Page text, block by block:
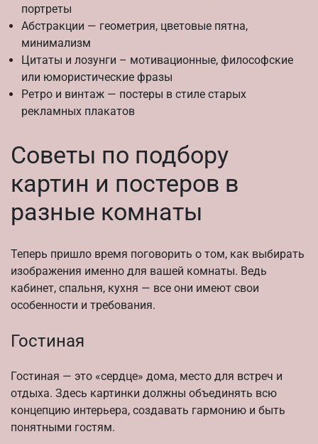
портреты
Абстракции — геометрия, цветовые пятна,
минимализм
Цитаты и лозунги – мотивационные, философские
или юмористические фразы
Ретро и винтаж — постеры в стиле старых
рекламных плакатов
Советы по подбору
картин и постеров в
разные комнаты
Теперь пришло время поговорить о том, как выбирать
изображения именно для вашей комнаты. Ведь
кабинет, спальня, кухня — все они имеют свои
особенности и требования.
Гостиная
Гостиная — это «сердце» дома, место для встреч и
отдыха. Здесь картинки должны объединять всю
концепцию интерьера, создавать гармонию и быть
понятными гостям.